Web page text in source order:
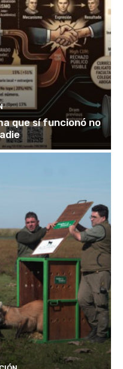
que sí funcionó no